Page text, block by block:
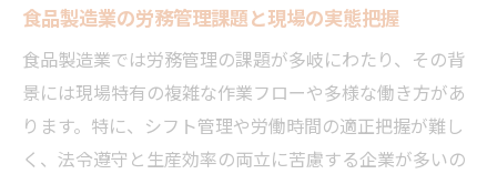
食品製造業コンサルタントが指摘する属人
化リスク
現場に根ざした食品製造の労務課題解決術
食品製造業の労務管理課題と現場の実態把握
食品製造業では労務管理の課題が多岐にわたり、その背
景には現場特有の複雑な作業フローや多様な働き方があ
ります。特に、シフト管理や労働時間の適正把握が難し
く、法令遵守と生産効率の両立に苦慮する企業が多いの